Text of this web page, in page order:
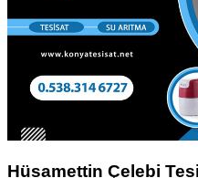
Hüsamettin Çelebi